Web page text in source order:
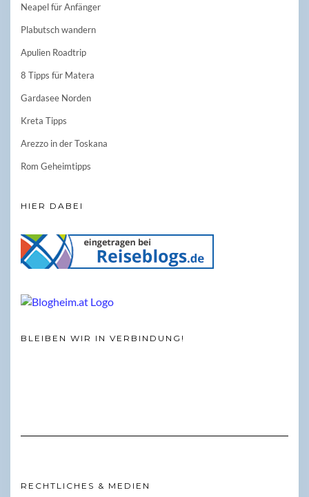
Neapel für Anfänger
Plabutsch wandern
Apulien Roadtrip
8 Tipps für Matera
Gardasee Norden
Kreta Tipps
Arezzo in der Toskana
Rom Geheimtipps
HIER DABEI
BLEIBEN WIR IN VERBINDUNG!
RECHTLICHES & MEDIEN